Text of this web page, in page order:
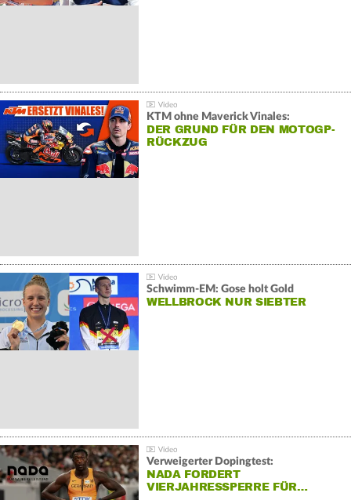
KTM ohne Maverick Vinales:
DER GRUND FÜR DEN MOTOGP-
RÜCKZUG
Schwimm-EM: Gose holt Gold
WELLBROCK NUR SIEBTER
Verweigerter Dopingtest:
NADA FORDERT
VIERJAHRESSPERRE FÜR…